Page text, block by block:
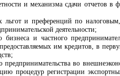
и механизма сдачи отчетов в
льгот и преференций по
деятельности;
и частного
им кредитов, в
во
процедур регистрации